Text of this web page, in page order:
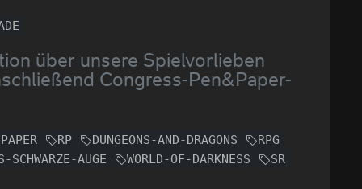
über unsere Spielvorlieben
Congress-Pen&Paper-
RP DUNGEONS-AND-DRAGONS
RPG
SCHWARZE-AUGE
WORLD-OF-DARKNESS SR